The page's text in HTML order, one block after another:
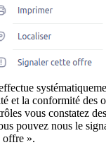
et la conformité des
vous constatez
pouvez nous le
offre ».